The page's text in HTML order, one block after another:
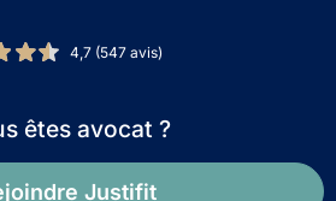
4,7 (547 avis)
êtes avocat ?
Justifit